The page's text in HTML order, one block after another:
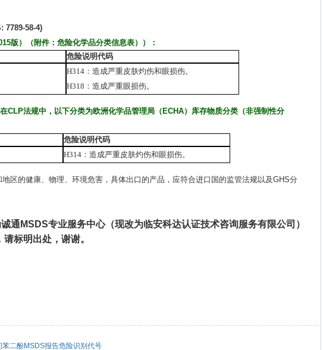
7789-58-4)
版）（附件：危险化学品分类信息表））：
危险说明代码
H314 ：造成严重皮肤灼伤和眼损伤。
H318 ：造成严重眼损伤。
CLP法规中，以下分类为欧洲化学品管理局（ ECHA）库存物质分类（非强制性分
危险说明代码
H314 ：造成严重皮肤灼伤和眼损伤。
地区的健康、物理、环境危害，具体出口的产品，应符合进口国的监管法规以及GHS分
通MSDS专业服务中心（现改为临安科达认证技术咨询服务有限公司）
标明出处，谢谢。
二酚MSDS报告危险识别代号